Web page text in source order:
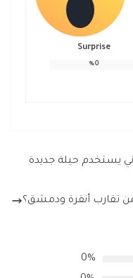
Surprise
0
%
يستخدم حيلة جديدة
تقارب أنقرة ودمشق؟
0%